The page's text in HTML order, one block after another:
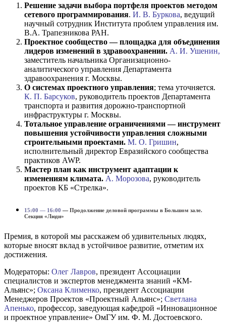
Решение задачи выбора портфеля проектов методом
сетевого программирования. И. В. Буркова, ведущий
научный сотрудник Института проблем управления им.
В.А. Трапезникова РАН.
Проектное сообщество — площадка для объединения
лидеров изменений в здравоохранении. А. И. Ушенин,
заместитель начальника Организационно-
аналитического управления Департамента
здравоохранения г. Москвы.
О системах проектного управления; тема уточняется.
К. П. Барсуков, руководитель проектов Департамента
транспорта и развития дорожно-транспортной
инфраструктуры г. Москвы.
Тотальное управление ограничениями — инструмент
повышения устойчивости управления сложными
строительными проектами. М. О. Гришин,
исполнительный директор Евразийского сообщества
практиков AWP.
Мастер план как инструмент адаптации к
изменениям климата. А. Морозова, руководитель
проектов КБ «Стрелка».
15:00 — 16:00 — Продолжение деловой программы в Большом зале.
Секция «Люди»
Премия, в которой мы расскажем об удивительных людях,
которые вносят вклад в устойчивое развитие, отметим их
достижения.
Модераторы: Олег Лавров, президент Ассоциации
специалистов и экспертов менеджмента знаний «КМ-
Альянс»; Оксана Клименко, президент Ассоциации
Менеджеров Проектов «Проектный Альянс»; Светлана
Апенько, профессор, заведующая кафедрой «Инновационное
и проектное управление» ОмГУ им. Ф. М. Достоевского.